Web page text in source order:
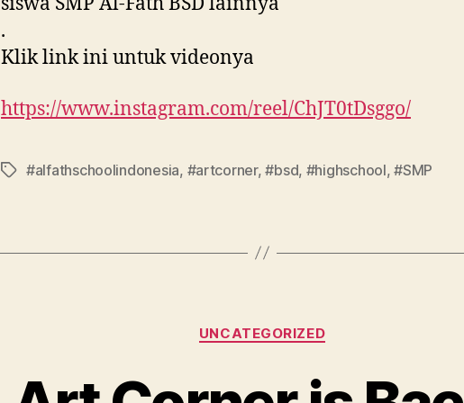
.
Klik link ini untuk videonya
https://www.instagram.com/reel/ChJT0tDsggo/
#alfathschoolindonesia, #artcorner,#bsd, #highschool,#SMP
UNCATEGORIZED